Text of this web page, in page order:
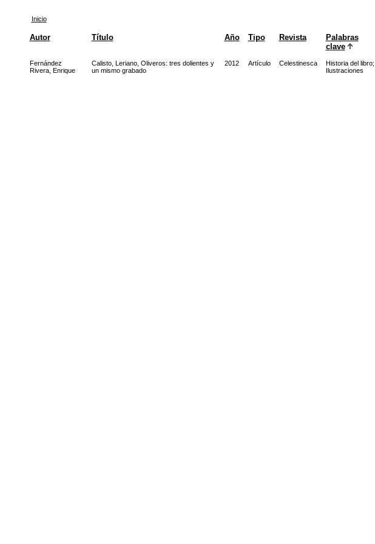
Inicio
Autor Título Año Tipo Revista
Palabras
clave
Fernández
Rivera, Enrique
Calisto, Leriano, Oliveros: tres dolientes y
un mismo grabado
2012 Artículo Celestinesca Historia del libro;
Ilustraciones